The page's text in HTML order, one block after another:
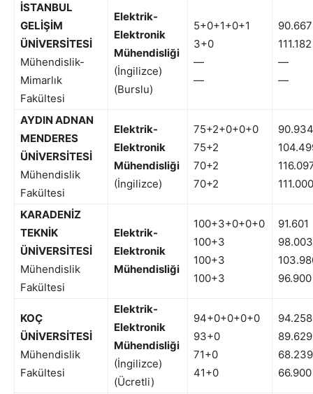
İSTANBUL
GELİŞİM
ÜNİVERSİTESİ
Mühendislik-
Mimarlık
Fakültesi
Elektrik-
Elektronik
Mühendisliği
(İngilizce)
(Burslu)
5+0+1+0+1
3+0
—
—
90.667
111.182
—
—
AYDIN ADNAN
MENDERES
ÜNİVERSİTESİ
Mühendislik
Fakültesi
Elektrik-
Elektronik
Mühendisliği
(İngilizce)
75+2+0+0+0
75+2
70+2
70+2
90.934
111.000
KARADENİZ
TEKNİK
ÜNİVERSİTESİ
Mühendislik
Fakültesi
Elektrik-
Elektronik
Mühendisliği
100+3+0+0+0
100+3
100+3
100+3
91.601
98.003
96.900
KOÇ
ÜNİVERSİTESİ
Mühendislik
Fakültesi
Elektrik-
Elektronik
Mühendisliği
(İngilizce)
(Ücretli)
94+0+0+0+0
93+0
71+0
41+0
94.258
89.629
68.239
66.900